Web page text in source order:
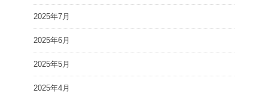
2025年7月
2025年6月
2025年5月
2025年4月